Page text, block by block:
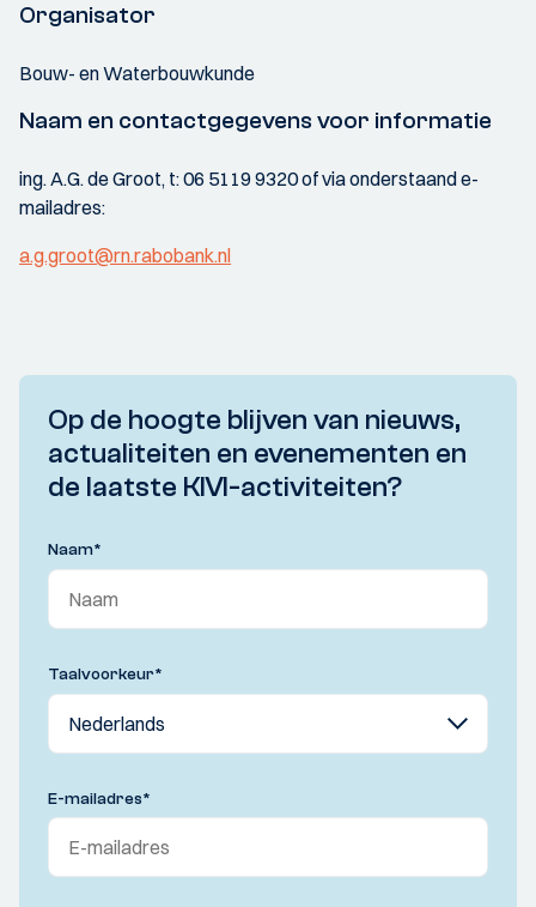
Organisator
Bouw- en Waterbouwkunde
Naam en contactgegevens voor informatie
ing. A.G. de Groot, t: 06 5119 9320 of via onderstaand e-
mailadres:
a.g.groot@rn.rabobank.nl
Op de hoogte blijven van nieuws,
actualiteiten en evenementen en
de laatste KIVI-activiteiten?
Naam*
Taalvoorkeur*
E-mailadres*